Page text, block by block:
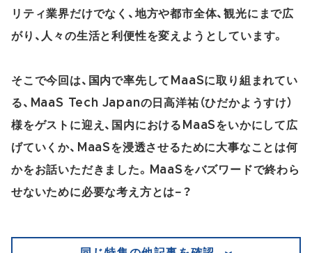
リティ業界だけでなく、地方や都市全体、観光にまで広
がり、人々の生活と利便性を変えようとしています。
そこで今回は、国内で率先してMaaSに取り組まれてい
る、MaaS Tech Japanの日高洋祐（ひだかようすけ）
様をゲストに迎え、国内におけるMaaSをいかにして広
げていくか、MaaSを浸透させるために大事なことは何
かをお話いただきました。MaaSをバズワードで終わら
せないために必要な考え方とは−？